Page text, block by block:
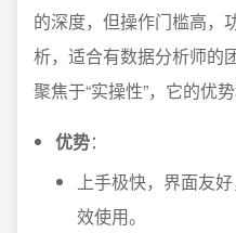
的深度，但操作门槛高，
析，适合有数据分析师的
聚焦于“实操性”，它的优
优势：
上手极快，界面友
效使用。